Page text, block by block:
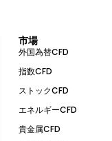
市場
外国為替CFD
指数CFD
ストックCFD
エネルギーCFD
貴金属CFD